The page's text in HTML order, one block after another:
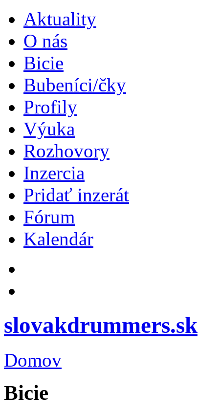
Aktuality
O nás
Bicie
Bubeníci/čky
Profily
Výuka
Rozhovory
Inzercia
Pridať inzerát
Fórum
Kalendár
slovakdrummers.sk
Domov
Bicie